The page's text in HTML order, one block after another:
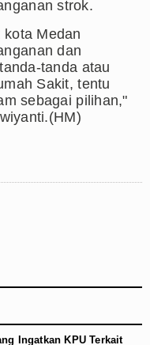
strok.
Medan
dan
tanda atau
Sakit, tentu
sebagai pilihan,"
Ingatkan KPU Terkait